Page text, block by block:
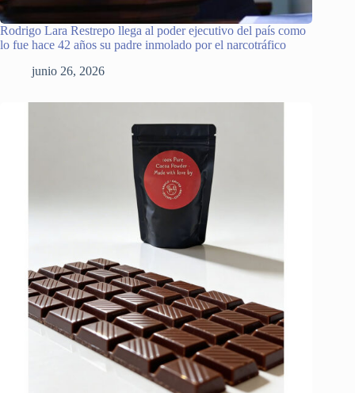
Rodrigo Lara Restrepo llega al poder ejecutivo del país como
lo fue hace 42 años su padre inmolado por el narcotráfico
junio 26, 2026